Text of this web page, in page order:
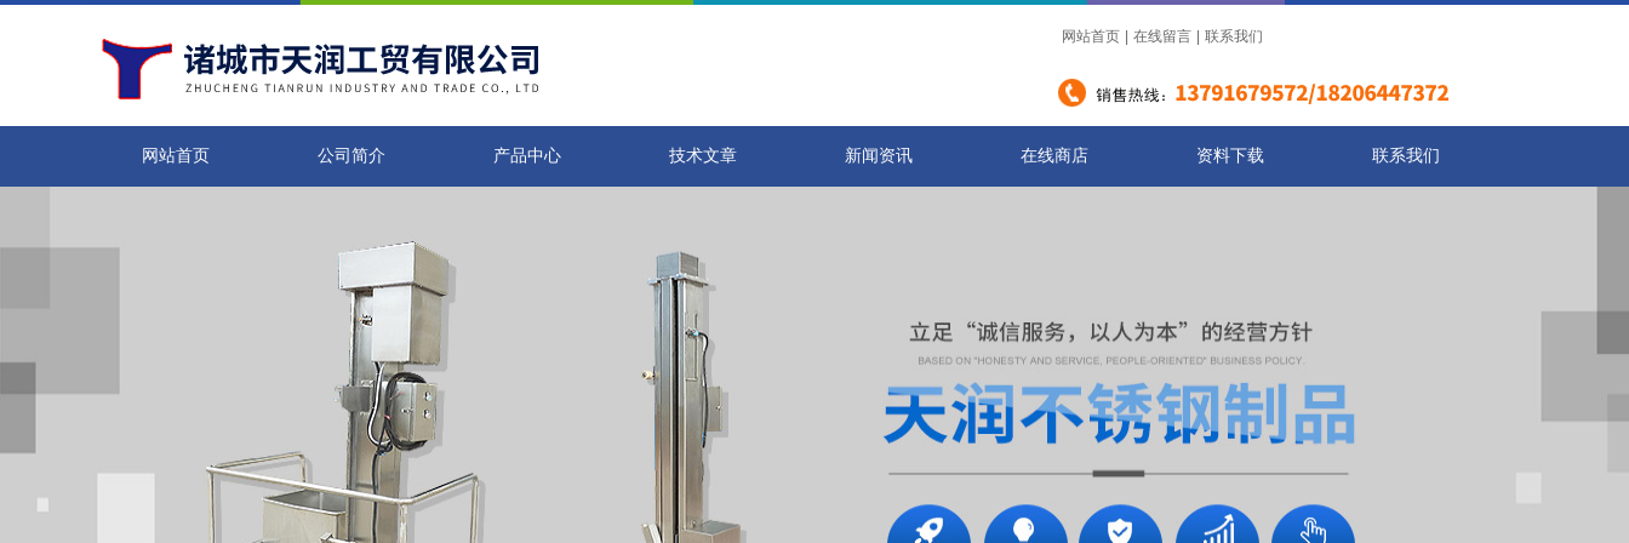
网站首页 在线留言 联系我们
网站首页 公司简介 产品中心 技术文章 新闻资讯 在线商店 资料下载 联系我们